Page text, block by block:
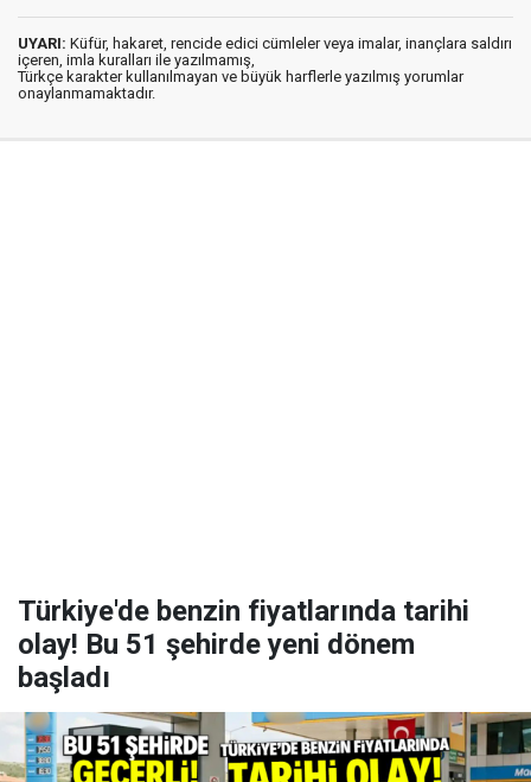
UYARI: Küfür, hakaret, rencide edici cümleler veya imalar, inançlara saldırı
içeren, imla kuralları ile yazılmamış,
Türkçe karakter kullanılmayan ve büyük harflerle yazılmış yorumlar
onaylanmamaktadır.
Türkiye'de benzin fiyatlarında tarihi
olay! Bu 51 şehirde yeni dönem
başladı